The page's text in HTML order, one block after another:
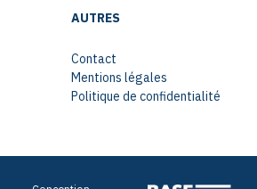
AUTRES
Contact
Mentions légales
Politique de confidentialité